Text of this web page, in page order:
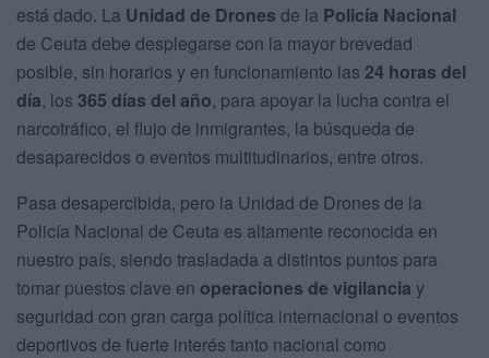
está dado. La Unidad de Drones de la Policía Nacional
de Ceuta debe desplegarse con la mayor brevedad
posible, sin horarios y en funcionamiento las 24 horas del
día, los 365 días del año, para apoyar la lucha contra el
narcotráfico, el flujo de inmigrantes, la búsqueda de
desaparecidos o eventos multitudinarios, entre otros.
Pasa desapercibida, pero la Unidad de Drones de la
Policía Nacional de Ceuta es altamente reconocida en
nuestro país, siendo trasladada a distintos puntos para
tomar puestos clave en operaciones de vigilancia y
seguridad con gran carga política internacional o eventos
deportivos de fuerte interés tanto nacional como